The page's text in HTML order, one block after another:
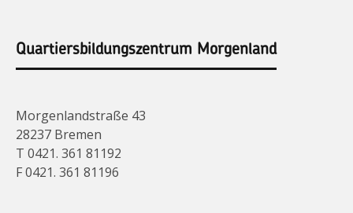
Quartiersbildungszentrum Morgenland
Morgenlandstraße 43
28237 Bremen
T 0421. 361 81192
F 0421. 361 81196